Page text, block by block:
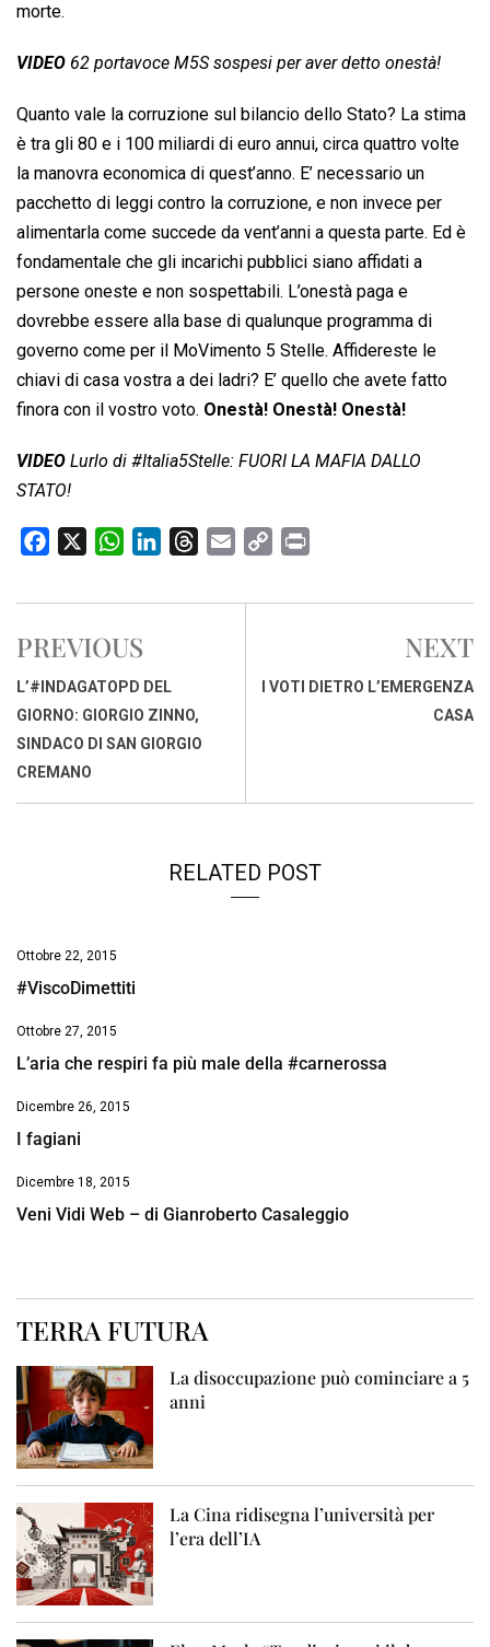
morte.
VIDEO 62 portavoce M5S sospesi per aver detto onestà!
Quanto vale la corruzione sul bilancio dello Stato? La stima
è tra gli 80 e i 100 miliardi di euro annui, circa quattro volte
la manovra economica di quest’anno. E’ necessario un
pacchetto di leggi contro la corruzione, e non invece per
alimentarla come succede da vent’anni a questa parte. Ed è
fondamentale che gli incarichi pubblici siano affidati a
persone oneste e non sospettabili. L’onestà paga e
dovrebbe essere alla base di qualunque programma di
governo come per il MoVimento 5 Stelle. Affidereste le
chiavi di casa vostra a dei ladri? E’ quello che avete fatto
finora con il vostro voto. Onestà! Onestà! Onestà!
VIDEO Lurlo di #Italia5Stelle: FUORI LA MAFIA DALLO
STATO!
c
b
o
o
k
W
a
s
A
p
p
n
d
I
n
r
a
p
i
i
PREVIOUS
L’#INDAGATOPD DEL
GIORNO: GIORGIO ZINNO,
SINDACO DI SAN GIORGIO
CREMANO
NEXT
I VOTI DIETRO L’EMERGENZA
CASA
RELATED POST
Ottobre 22, 2015
#ViscoDimettiti
Ottobre 27, 2015
L’aria che respiri fa più male della #carnerossa
Dicembre 26, 2015
I fagiani
Dicembre 18, 2015
Veni Vidi Web – di Gianroberto Casaleggio
TERRA FUTURA
La disoccupazione può cominciare a 5
anni
La Cina ridisegna l’università per
l’era dell’IA